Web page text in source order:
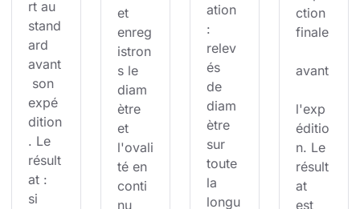
rt au
stand
ard
avant
son
expé
dition
. Le
résult
at :
si
et
enreg
istron
s le
diam
ètre
et
l'ovali
té en
conti
nu
ation
:
relev
és
de
diam
ètre
sur
toute
la
longu
ction
finale
avant
l'exp
éditio
n. Le
résult
at
est